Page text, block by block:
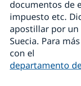
documentos de
impuesto etc.
apostillar por
Suecia. Para
con el
departamento